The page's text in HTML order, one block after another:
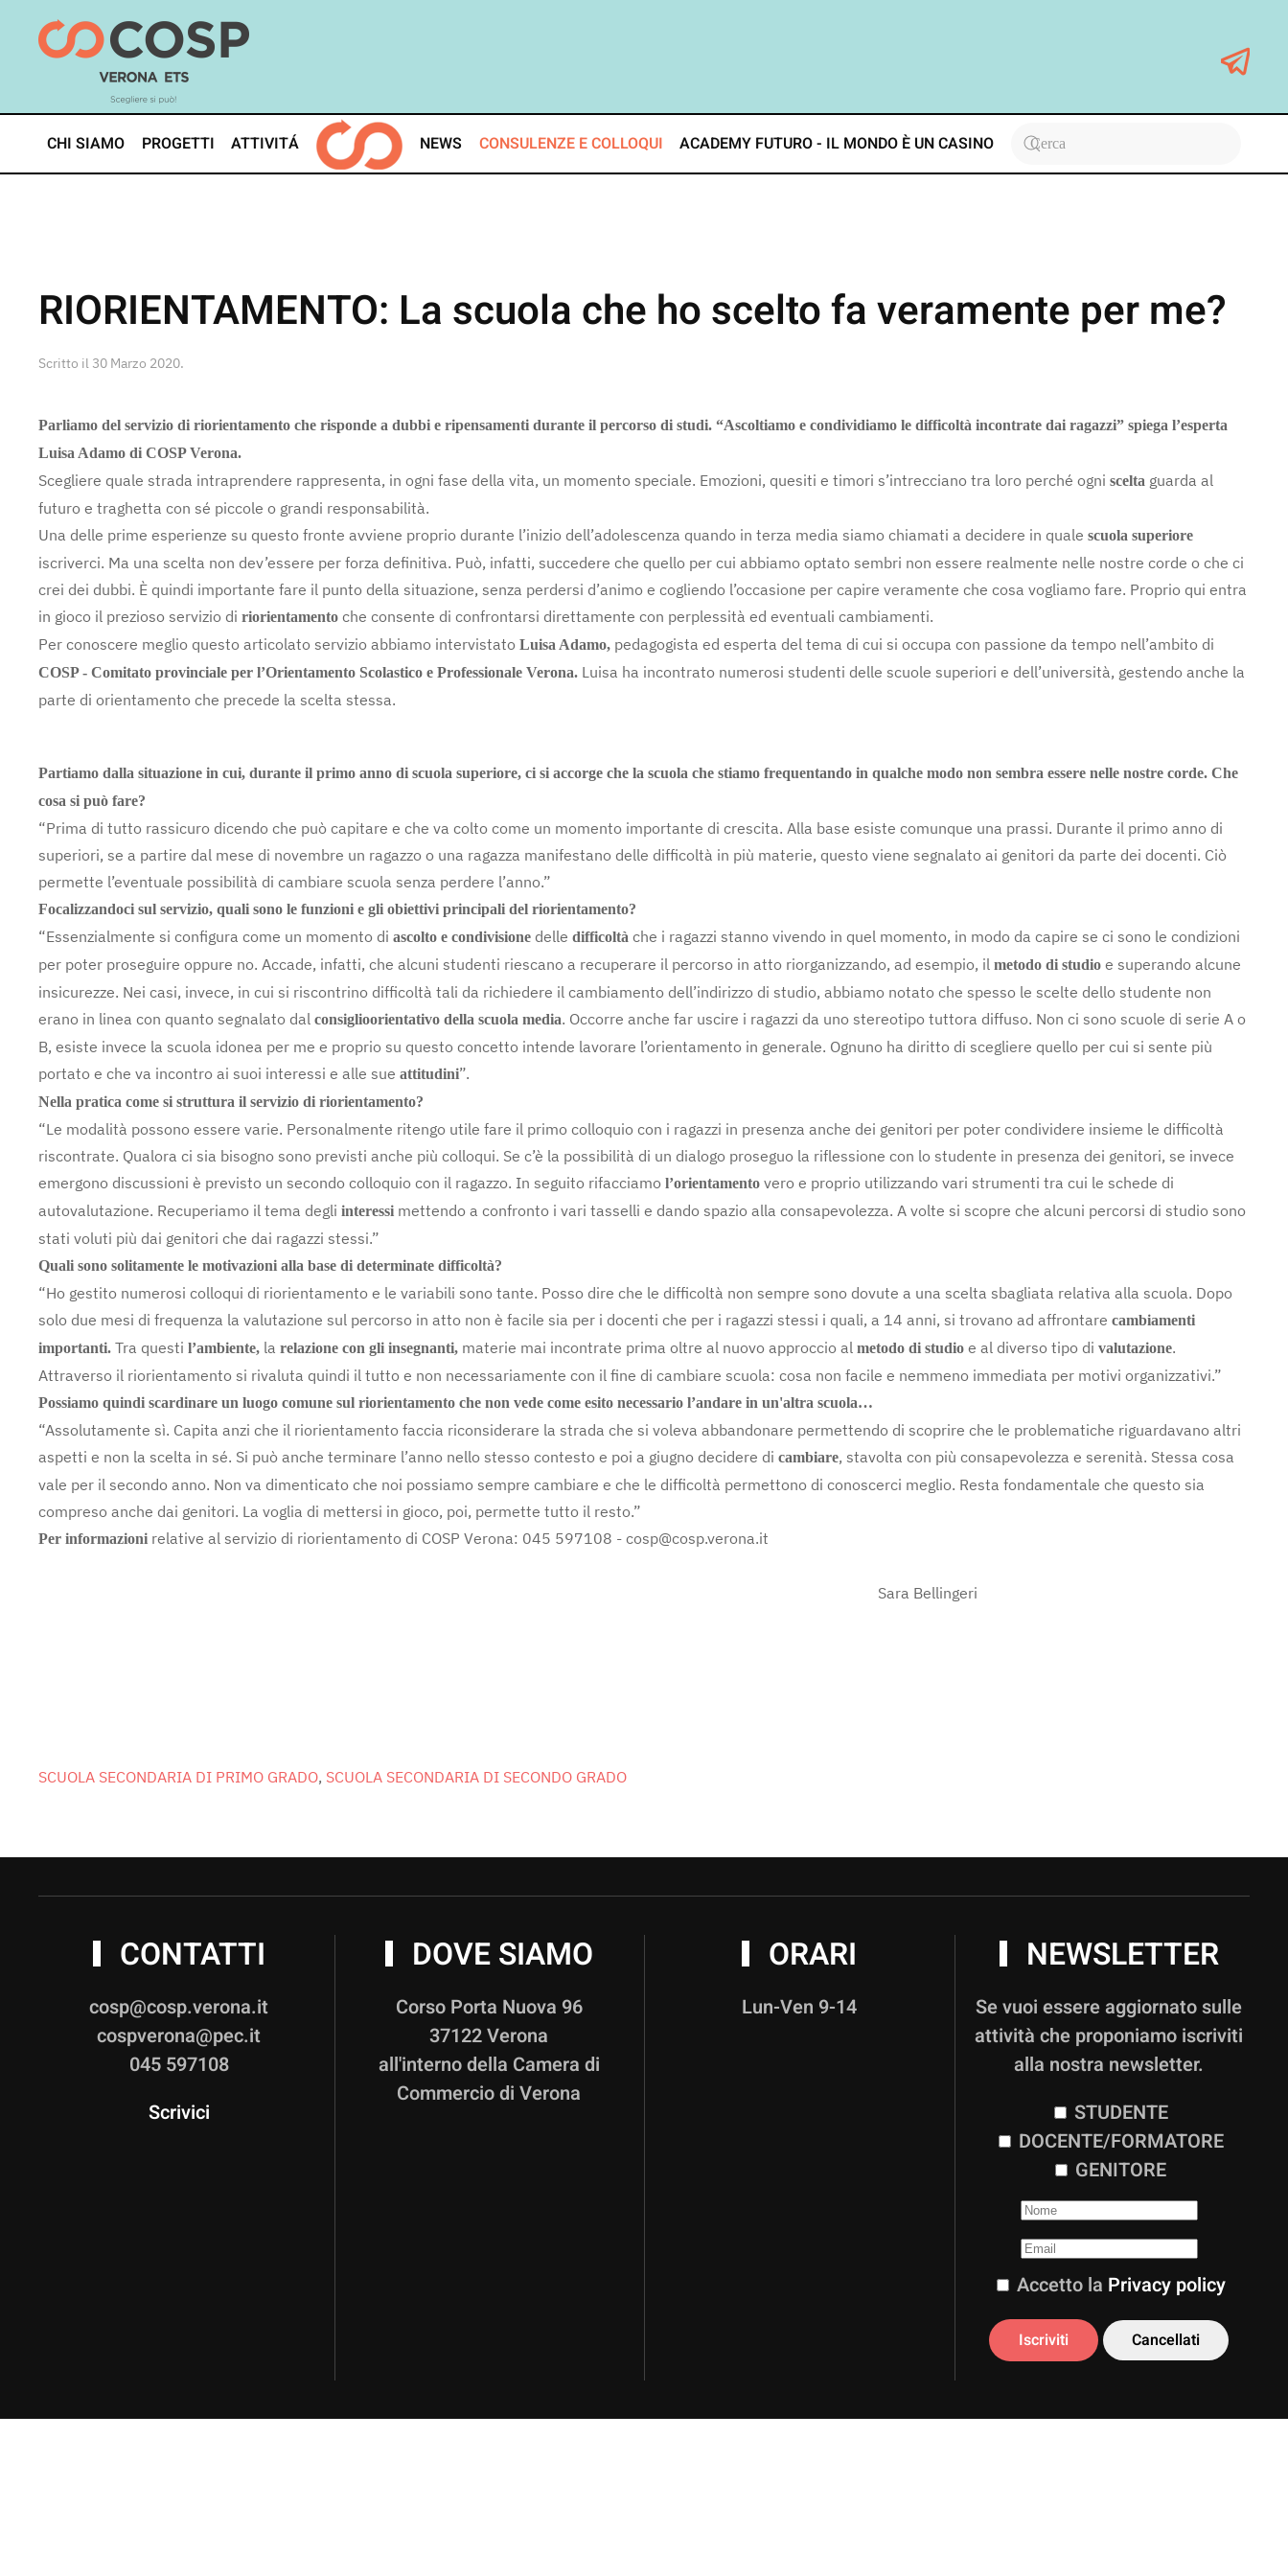
Skip
CHI SIAMO PROGETTI ATTIVITÁ NEWS CONSULENZE E COLLOQUI ACADEMY FUTURO - IL MONDO È UN CASINO
RIORIENTAMENTO: La scuola che ho scelto fa veramente per me?
Scritto il 30 Marzo 2020.
Parliamo del servizio di riorientamento che risponde a dubbi e ripensamenti durante il percorso di studi. “Ascoltiamo e condividiamo le difficoltà incontrate dai ragazzi” spiega l’esperta
Luisa Adamo di COSP Verona.
Scegliere quale strada intraprendere rappresenta, in ogni fase della vita, un momento speciale. Emozioni, quesiti e timori s’intrecciano tra loro perché ogni scelta guarda al
futuro e traghetta con sé piccole o grandi responsabilità.
Una delle prime esperienze su questo fronte avviene proprio durante l’inizio dell’adolescenza quando in terza media siamo chiamati a decidere in quale scuola superiore
iscriverci. Ma una scelta non dev’essere per forza definitiva. Può, infatti, succedere che quello per cui abbiamo optato sembri non essere realmente nelle nostre corde o che ci
crei dei dubbi. È quindi importante fare il punto della situazione, senza perdersi d’animo e cogliendo l’occasione per capire veramente che cosa vogliamo fare. Proprio qui entra
in gioco il prezioso servizio di riorientamento che consente di confrontarsi direttamente con perplessità ed eventuali cambiamenti.
Per conoscere meglio questo articolato servizio abbiamo intervistato Luisa Adamo, pedagogista ed esperta del tema di cui si occupa con passione da tempo nell’ambito di
COSP - Comitato provinciale per l’Orientamento Scolastico e Professionale Verona. Luisa ha incontrato numerosi studenti delle scuole superiori e dell’università, gestendo anche la
parte di orientamento che precede la scelta stessa.
Partiamo dalla situazione in cui, durante il primo anno di scuola superiore, ci si accorge che la scuola che stiamo frequentando in qualche modo non sembra essere nelle nostre corde. Che
cosa si può fare?
“Prima di tutto rassicuro dicendo che può capitare e che va colto come un momento importante di crescita. Alla base esiste comunque una prassi. Durante il primo anno di
superiori, se a partire dal mese di novembre un ragazzo o una ragazza manifestano delle difficoltà in più materie, questo viene segnalato ai genitori da parte dei docenti. Ciò
permette l’eventuale possibilità di cambiare scuola senza perdere l’anno.”
Focalizzandoci sul servizio, quali sono le funzioni e gli obiettivi principali del riorientamento?
“Essenzialmente si configura come un momento di ascolto e condivisione delle difficoltà che i ragazzi stanno vivendo in quel momento, in modo da capire se ci sono le condizioni
per poter proseguire oppure no. Accade, infatti, che alcuni studenti riescano a recuperare il percorso in atto riorganizzando, ad esempio, il metodo di studio e superando alcune
insicurezze. Nei casi, invece, in cui si riscontrino difficoltà tali da richiedere il cambiamento dell’indirizzo di studio, abbiamo notato che spesso le scelte dello studente non
erano in linea con quanto segnalato dal consiglioorientativo della scuola media. Occorre anche far uscire i ragazzi da uno stereotipo tuttora diffuso. Non ci sono scuole di serie A o
B, esiste invece la scuola idonea per me e proprio su questo concetto intende lavorare l’orientamento in generale. Ognuno ha diritto di scegliere quello per cui si sente più
portato e che va incontro ai suoi interessi e alle sue attitudini”.
Nella pratica come si struttura il servizio di riorientamento?
“Le modalità possono essere varie. Personalmente ritengo utile fare il primo colloquio con i ragazzi in presenza anche dei genitori per poter condividere insieme le difficoltà
riscontrate. Qualora ci sia bisogno sono previsti anche più colloqui. Se c’è la possibilità di un dialogo proseguo la riflessione con lo studente in presenza dei genitori, se invece
emergono discussioni è previsto un secondo colloquio con il ragazzo. In seguito rifacciamo l’orientamento vero e proprio utilizzando vari strumenti tra cui le schede di
autovalutazione. Recuperiamo il tema degli interessi mettendo a confronto i vari tasselli e dando spazio alla consapevolezza. A volte si scopre che alcuni percorsi di studio sono
stati voluti più dai genitori che dai ragazzi stessi.”
Quali sono solitamente le motivazioni alla base di determinate difficoltà?
“Ho gestito numerosi colloqui di riorientamento e le variabili sono tante. Posso dire che le difficoltà non sempre sono dovute a una scelta sbagliata relativa alla scuola. Dopo
solo due mesi di frequenza la valutazione sul percorso in atto non è facile sia per i docenti che per i ragazzi stessi i quali, a 14 anni, si trovano ad affrontare cambiamenti
importanti. Tra questi l’ambiente, la relazione con gli insegnanti, materie mai incontrate prima oltre al nuovo approccio al metodo di studio e al diverso tipo di valutazione.
Attraverso il riorientamento si rivaluta quindi il tutto e non necessariamente con il fine di cambiare scuola: cosa non facile e nemmeno immediata per motivi organizzativi.”
Possiamo quindi scardinare un luogo comune sul riorientamento che non vede come esito necessario l’andare in un'altra scuola…
“Assolutamente sì. Capita anzi che il riorientamento faccia riconsiderare la strada che si voleva abbandonare permettendo di scoprire che le problematiche riguardavano altri
aspetti e non la scelta in sé. Si può anche terminare l’anno nello stesso contesto e poi a giugno decidere di cambiare, stavolta con più consapevolezza e serenità. Stessa cosa
vale per il secondo anno. Non va dimenticato che noi possiamo sempre cambiare e che le difficoltà permettono di conoscerci meglio. Resta fondamentale che questo sia
compreso anche dai genitori. La voglia di mettersi in gioco, poi, permette tutto il resto.”
Per informazioni relative al servizio di riorientamento di COSP Verona: 045 597108 - cosp@cosp.verona.it
Sara Bellingeri
SCUOLA SECONDARIA DI PRIMO GRADO, SCUOLA SECONDARIA DI SECONDO GRADO
CONTATTI
cosp@cosp.verona.it
cospverona@pec.it
045 597108
Scrivici
DOVE SIAMO
Corso Porta Nuova 96
37122 Verona
all'interno della Camera di
Commercio di Verona
ORARI
Lun-Ven 9-14
NEWSLETTER
Se vuoi essere aggiornato sulle
attività che proponiamo iscriviti
alla nostra newsletter.
STUDENTE
DOCENTE/FORMATORE
GENITORE
Accetto la Privacy policy